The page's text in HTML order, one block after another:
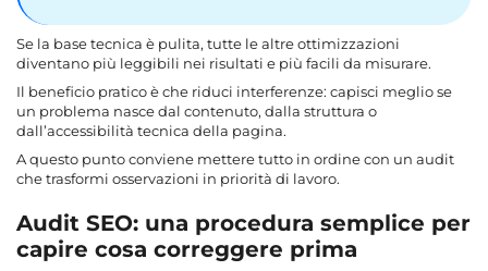
Se la base tecnica è pulita, tutte le altre ottimizzazioni
diventano più leggibili nei risultati e più facili da misurare.
Il beneficio pratico è che riduci interferenze: capisci meglio se
un problema nasce dal contenuto, dalla struttura o
dall’accessibilità tecnica della pagina.
A questo punto conviene mettere tutto in ordine con un audit
che trasformi osservazioni in priorità di lavoro.
Audit SEO: una procedura semplice per
capire cosa correggere prima